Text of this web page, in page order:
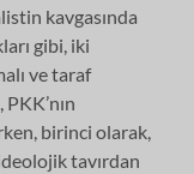
kavgasında
gibi, iki
ve taraf
birinci olarak,
tavırdan